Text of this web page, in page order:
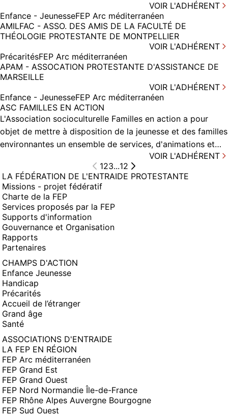
VOIR L'ADHÉRENT
Enfance - JeunesseFEP Arc méditerranéen
AMILFAC - ASSO. DES AMIS DE LA FACULTÉ DE
THÉOLOGIE PROTESTANTE DE MONTPELLIER
VOIR L'ADHÉRENT
PrécaritésFEP Arc méditerranéen
APAM - ASSOCATION PROTESTANTE D'ASSISTANCE DE
MARSEILLE
VOIR L'ADHÉRENT
Enfance - JeunesseFEP Arc méditerranéen
ASC FAMILLES EN ACTION
L'Association socioculturelle Familles en action a pour
objet de mettre à disposition de la jeunesse et des familles
environnantes un ensemble de services, d'animations et…
VOIR L'ADHÉRENT
123...12
LA FÉDÉRATION DE L'ENTRAIDE PROTESTANTE
Missions - projet fédératif
Charte de la FEP
Services proposés par la FEP
Supports d'information
Gouvernance et Organisation
Rapports
Partenaires
CHAMPS D'ACTION
Enfance Jeunesse
Handicap
Précarités
Accueil de l’étranger
Grand âge
Santé
ASSOCIATIONS D'ENTRAIDE
LA FEP EN RÉGION
FEP Arc méditerranéen
FEP Grand Est
FEP Grand Ouest
FEP Nord Normandie Île-de-France
FEP Rhône Alpes Auvergne Bourgogne
FEP Sud Ouest